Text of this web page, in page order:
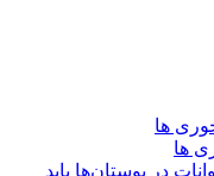
ها